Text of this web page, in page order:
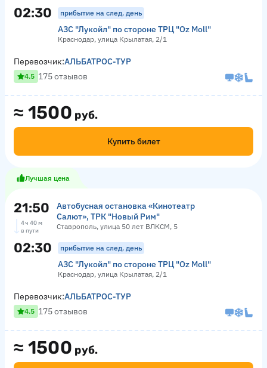
02:30 прибытие на след. день
АЗС "Лукойл" по стороне ТРЦ "Оz Moll"
Краснодар, улица Крылатая, 2/1
≈ 1500 руб.
Купить билет
Перевозчик:АЛЬБАТРОС-ТУР
4.5 175 отзывов
Лучшая цена
21:50
Автобусная остановка «Кинотеатр
Салют», ТРК "Новый Рим"
Ставрополь, улица 50 лет ВЛКСМ, 5
4 ч 40 м
в пути
02:30 прибытие на след. день
АЗС "Лукойл" по стороне ТРЦ "Оz Moll"
Краснодар, улица Крылатая, 2/1
≈ 1500 руб.
Перевозчик:АЛЬБАТРОС-ТУР
4.5 175 отзывов